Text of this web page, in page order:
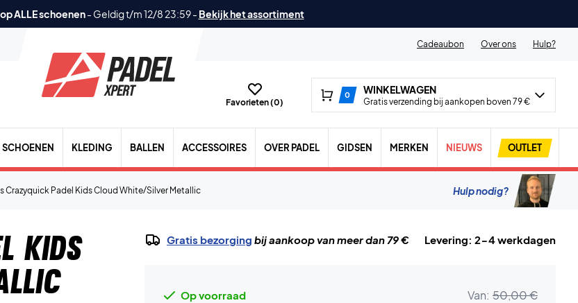
ALLE schoenen- Geldig t/m 12/8 23:59- Bekijk het assortiment
Cadeaubon Over ons Hulp?
Favorieten (0)
0 WINKELWAGEN
Gratis verzending bij aankopen boven 79 €
SCHOENEN KLEDING BALLEN ACCESSOIRES OVER PADEL GIDSEN MERKEN NIEUWS OUTLET
Crazyquick Padel Kids Cloud White/Silver Metallic Hulp nodig?
Kids
Gratis bezorging bij aankoop van meer dan 79 € Levering: 2-4 werkdagen
Op voorraad Van: 50,00 €